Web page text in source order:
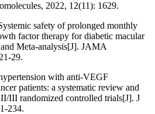
2022, 12(11): 1629.
safety of prolonged monthly
factor therapy for diabetic macular
Meta-analysis[J]. JAMA
29.
with anti-VEGF
patients: a systematic review and
III randomized controlled trials[J]. J
234.